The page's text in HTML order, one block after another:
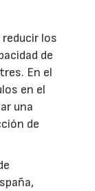
los
de
En el
en el
una
de